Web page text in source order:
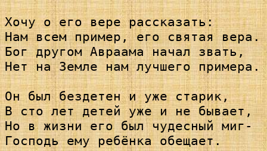
Хочу о его вере рассказать:
Нам всем пример, его святая вера.
Бог другом Авраама начал звать,
Нет на Земле нам лучшего примера.
Он был бездетен и уже старик,
В сто лет детей уже и не бывает,
Но в жизни его был чудесный миг-
Господь ему ребёнка обещает.